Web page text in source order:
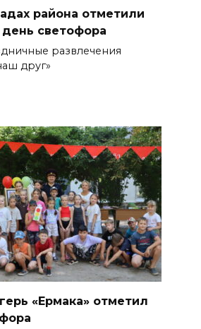
района отметили
светофора
развлечения
друг»
«Ермака» отметил